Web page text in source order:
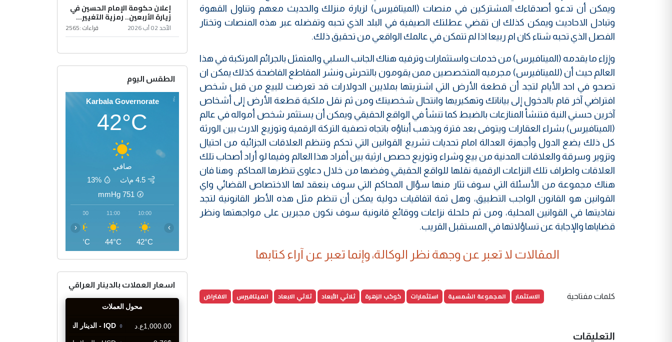
ويمكن أن تدعو أصدقاءك المشتركين في منصات (الميتافيرس) لزيارة منزلك والحديث معهم وتناول القهوة
وتبادل الاحاديث ويمكن كذلك ان تقضي عطلتك الصيفية في البلد الذي تحبه وتفضله عبر هذه المنصات وتختار
الفصل الذي تحبه شتاء كان ام ربيعا اذا لم تتمكن في عالمك الواقعي من تحقيق ذلك.
وإزاء ما يقدمه (الميتافيرس) من خدمات واستثمارات وترفيه هناك الجانب السلبي والمتمثل بالجرائم المرتكبة في هذا
العالم حيث أن (للميتافيرس) مجرميه المتخصصين ممن يقومون بالتحرش ونشر المقاطع الفاضحة كذلك يمكن ان
تصحو في احد الأيام لتجد أن قطعة الأرض التي اشتريتها بملايين الدولارات قد تعرضت للبيع من قبل شخص
افتراضي آخر قام بالدخول إلى بياناتك وتهكيريها وانتحال شخصيتك ومن ثم نقل ملكية قطعة الأرض إلى أشخاص
آخرين حسني النية فتنشأ المنازعات بالضبط كما تنشأ في الواقع الحقيقي ويمكن أن يستثمر شخص أمواله في عالم
(الميتافيرس) بشراء العقارات ويتوفى بعد فترة ويذهب أبناؤه باتجاه تصفية التركة الرقمية وتوزيع الارث بين الورثة
كل ذلك يضع الدول وأجهزة العدالة امام تحديات تشريع القوانين التي تحكم وتنظم العلاقات الجزائية من احتيال
وتزوير وسرقة والعلاقات المدنية من بيع وشراء وتوزيع حصص ارثية بين أفراد هذا العالم وفيما لو أراد أصحاب تلك
العلاقات واطراف تلك النزاعات الرقمية نقلها للواقع الحقيقي وفضها من خلال دعاوى تنظرها المحاكم. وهنا فان
هناك مجموعة من الأسئلة التي سوف تثار منها سؤال المحاكم التي سوف ينعقد لها الاختصاص القضائي واي
القوانين هو القانون الواجب التطبيق، وهل ثمة اتفاقيات دولية يمكن أن تنظم مثل هذه الأطر القانونية لتجد
نفاذيتها في القوانين المحلية، ومن ثم حلحلة نزاعات ووقائع قانونية سوف نكون مجبرين على مواجهتها ونظر
قضاياها والإجابة عن تساؤلاتها في المستقبل القريب.
المقالات لا تعبر عن وجهة نظر الوكالة، وإنما تعبر عن آراء كتابها
كلمات مفتاحية الاستثمار المجموعة الشمسية استثمارات كوكب الزهرة ثلاثي الأبعاد ثلاثي الابعاد الميتافيرس الافتراض
التعليقات
إعلان حكومة الإمام الحسين في
زيارة الأربعين.. رمزية التغيير...
الأحد 02 آب 2026 قراءات :2565
الطقس اليوم
Karbala Governorate
42°C
صافي
4.5 م\ث
13%
751
mmHg
10:00
42°C
11:00
44°C
12:00
46°C
‹ ›
اسعار العملات بالدينار العراقي